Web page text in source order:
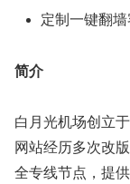
定制一键翻
简介
白月光机场创立
网站经历多次改
全专线节点，提